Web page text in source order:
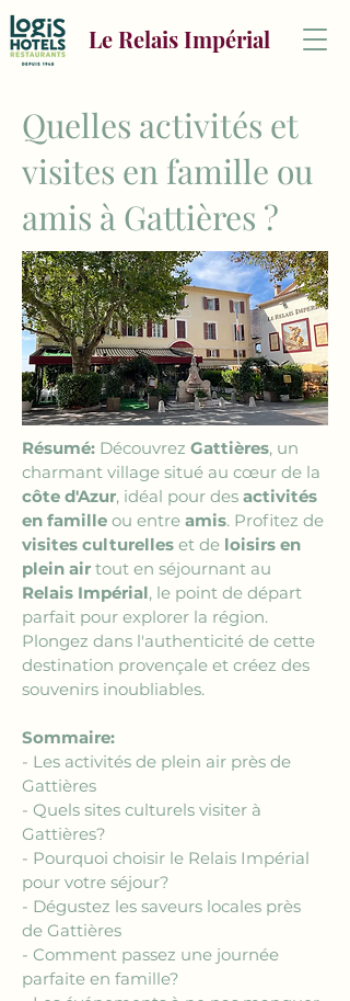
Le Relais Impérial
Quelles activités et
visites en famille ou
amis à Gattières ?
Résumé: Découvrez Gattières, un
charmant village situé au cœur de la
côte d'Azur, idéal pour des activités
en famille ou entre amis. Profitez de
visites culturelles et de loisirs en
plein air tout en séjournant au
Relais Impérial, le point de départ
parfait pour explorer la région.
Plongez dans l'authenticité de cette
destination provençale et créez des
souvenirs inoubliables.
Sommaire:
- Les activités de plein air près de
Gattières
- Quels sites culturels visiter à
Gattières?
- Pourquoi choisir le Relais Impérial
pour votre séjour?
- Dégustez les saveurs locales près
de Gattières
- Comment passez une journée
parfaite en famille?